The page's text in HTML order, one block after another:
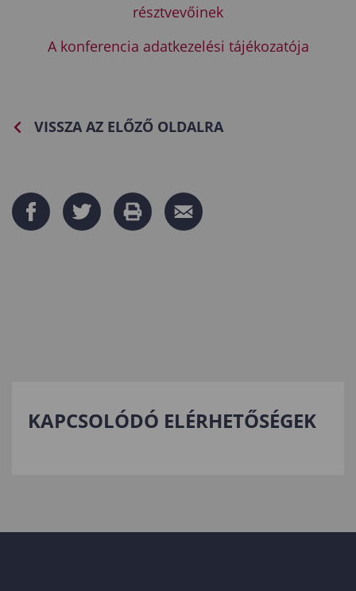
résztvevőinek
A konferencia adatkezelési tájékozatója
VISSZA AZ ELŐZŐ OLDALRA
KAPCSOLÓDÓ ELÉRHETŐSÉGEK